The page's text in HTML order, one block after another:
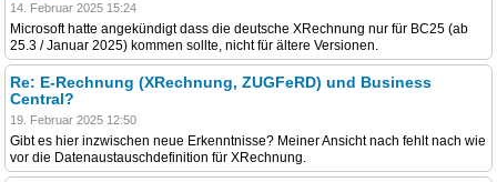
14. Februar 2025 15:24
Microsoft hatte angekündigt dass die deutsche XRechnung nur für BC25 (ab
25.3 / Januar 2025) kommen sollte, nicht für ältere Versionen.
Re: E-Rechnung (XRechnung, ZUGFeRD) und Business
Central?
19. Februar 2025 12:50
Gibt es hier inzwischen neue Erkenntnisse? Meiner Ansicht nach fehlt nach wie
vor die Datenaustauschdefinition für XRechnung.